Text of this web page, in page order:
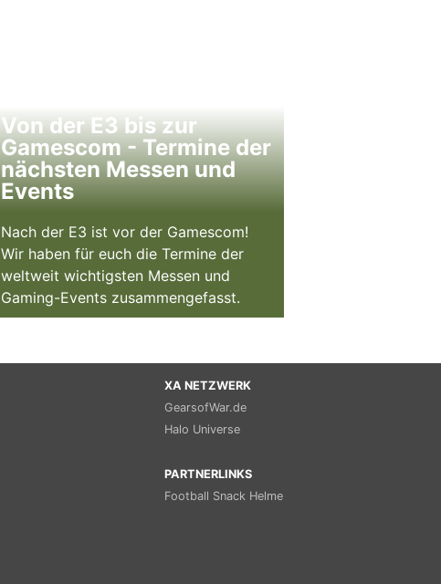
Von der E3 bis zur
Gamescom - Termine der
nächsten Messen und
Events
Nach der E3 ist vor der Gamescom!
Wir haben für euch die Termine der
weltweit wichtigsten Messen und
Gaming-Events zusammengefasst.
XA NETZWERK
GearsofWar.de
Halo Universe
PARTNERLINKS
Football Snack Helme